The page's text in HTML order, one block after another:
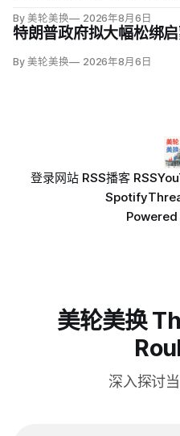
限陆地入侵仍属低概率，但风
兰、无人机进入罗马尼亚已被
By 美轮美换 2026年8月6日
特朗普政府拟大幅松绑
By 美轮美换 2026年8月6日
登录网站 RSS播客 RSS
Spotify
美轮美换
深入探讨